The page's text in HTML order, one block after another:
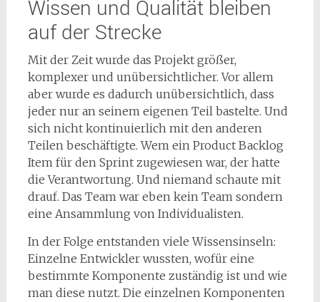
Wissen und Qualität bleiben
auf der Strecke
Mit der Zeit wurde das Projekt größer,
komplexer und unübersichtlicher. Vor allem
aber wurde es dadurch unübersichtlich, dass
jeder nur an seinem eigenen Teil bastelte. Und
sich nicht kontinuierlich mit den anderen
Teilen beschäftigte. Wem ein Product Backlog
Item für den Sprint zugewiesen war, der hatte
die Verantwortung. Und niemand schaute mit
drauf. Das Team war eben kein Team sondern
eine Ansammlung von Individualisten.
In der Folge entstanden viele Wissensinseln:
Einzelne Entwickler wussten, wofür eine
bestimmte Komponente zuständig ist und wie
man diese nutzt. Die einzelnen Komponenten